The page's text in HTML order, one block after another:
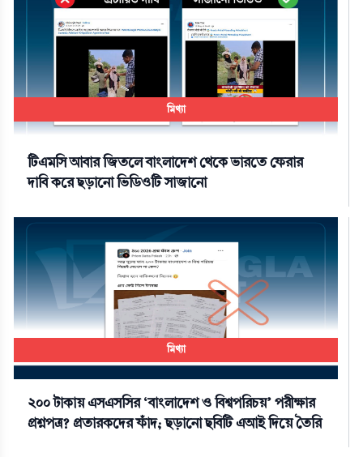
মিথ্যা
টিএমসি আবার জিতলে বাংলাদেশ থেকে ভারতে ফেরার
দাবি করে ছড়ানো ভিডিওটি সাজানো
মিথ্যা
২০০ টাকায় এসএসসির ‘বাংলাদেশ ও বিশ্বপরিচয়’ পরীক্ষার
প্রশ্নপত্র? প্রতারকদের ফাঁদ; ছড়ানো ছবিটি এআই দিয়ে তৈরি